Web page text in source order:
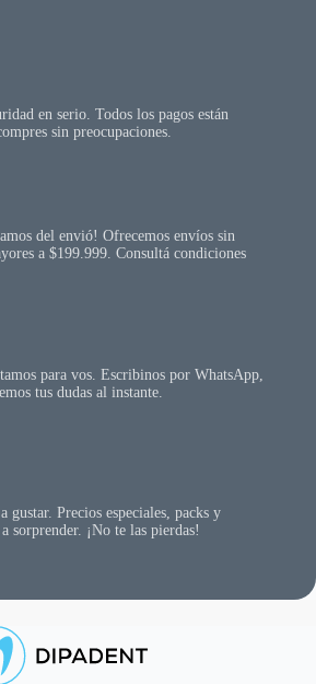
en serio. Todos los pagos están
sin preocupaciones.
del envió! Ofrecemos envíos sin
a $199.999. Consultá condiciones
para vos. Escribinos por WhatsApp,
tus dudas al instante.
gustar. Precios especiales, packs y
sorprender. ¡No te las pierdas!